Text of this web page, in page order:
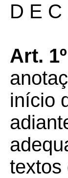
D E C
Art. 1º
início
textos